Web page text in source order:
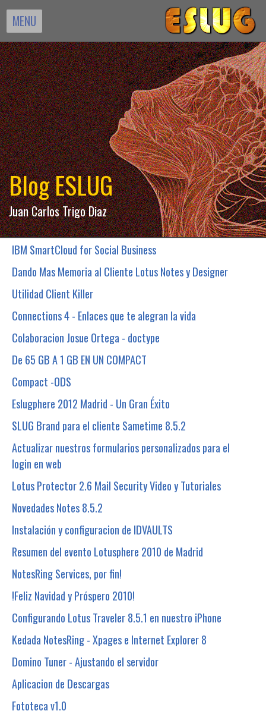
MENU
Blog ESLUG
Juan Carlos Trigo Diaz
IBM SmartCloud for Social Business
Dando Mas Memoria al Cliente Lotus Notes y Designer
Utilidad Client Killer
Connections 4 - Enlaces que te alegran la vida
Colaboracion Josue Ortega - doctype
De 65 GB A 1 GB EN UN COMPACT
Compact -ODS
Eslugphere 2012 Madrid - Un Gran Éxito
SLUG Brand para el cliente Sametime 8.5.2
Actualizar nuestros formularios personalizados para el
login en web
Lotus Protector 2.6 Mail Security Video y Tutoriales
Novedades Notes 8.5.2
Instalación y configuracion de IDVAULTS
Resumen del evento Lotusphere 2010 de Madrid
NotesRing Services, por fin!
!Feliz Navidad y Próspero 2010!
Configurando Lotus Traveler 8.5.1 en nuestro iPhone
Kedada NotesRing - Xpages e Internet Explorer 8
Domino Tuner - Ajustando el servidor
Aplicacion de Descargas
Fototeca v1.0